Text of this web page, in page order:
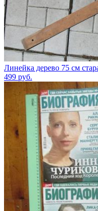
Линейка дерево 75 см
499 руб.